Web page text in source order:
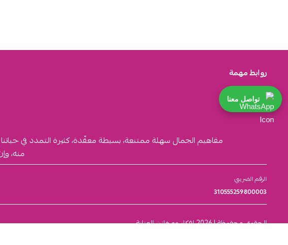
روابط مهمة
مفاهيم الجمال سهلة ممتنعة، بسيطة معقّدة، كثيرة التمدد في
منه،
الرقم الضريبي
310555259800003
الحقوق محفوظة | 2026 افكار ومخازن العناية
تواصل معنا